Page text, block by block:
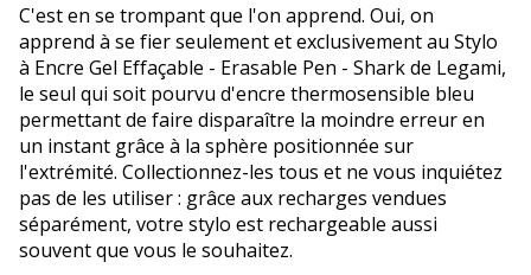
C'est en se trompant que l'on apprend. Oui, on
apprend à se fier seulement et exclusivement au Stylo
à Encre Gel Effaçable - Erasable Pen - Shark de Legami,
le seul qui soit pourvu d'encre thermosensible bleu
permettant de faire disparaître la moindre erreur en
un instant grâce à la sphère positionnée sur
l'extrémité. Collectionnez-les tous et ne vous inquiétez
pas de les utiliser : grâce aux recharges vendues
séparément, votre stylo est rechargeable aussi
souvent que vous le souhaitez.